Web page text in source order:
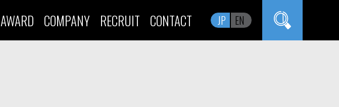
AWARD COMPANY RECRUIT CONTACT JP EN